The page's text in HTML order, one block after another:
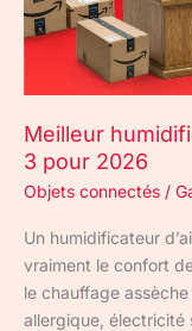
Meilleur
3 pour 2026
Objets connectés /
Un humidificateur
vraiment le confort
le chauffage
allergique,